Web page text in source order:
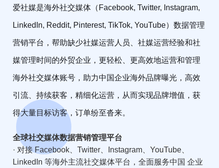
爱社媒是海外社交媒体（Facebook, Twitter, Instagram,
LinkedIn, Reddit, Pinterest, TikTok, YouTube）数据管理
营销平台，帮助缺少社媒运营人员、社媒运营经验和社
媒管理时间的外贸企业，更轻松、更高效地运营和管理
海外社交媒体账号，助力中国企业海外品牌曝光，高效
引流、持续获客，精细化运营，从而实现品牌增值，获
得大量目标访客，订单纷至沓来。
全球社交媒体数据营销管理平台
· 对接 Facebook、Twitter、Instagram、YouTube、
LinkedIn 等海外主流社交媒体平台，全面服务中国 企业